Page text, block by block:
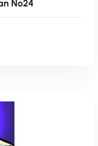
Nº24